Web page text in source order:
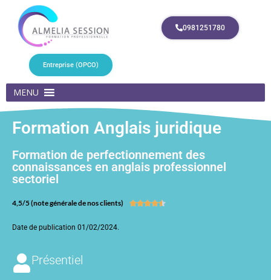
0981251780
Entreprise (OPCO)
MENU
Formation Anglais juridique
Formation de perfectionnement des
connaissances en anglais professionnel
sectoriel
4,5/5 (note générale de nos clients) 
Date de publication 01/02/2024.
Présentiel